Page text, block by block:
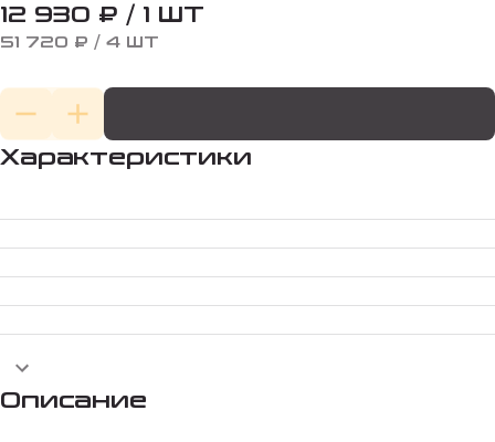
12 930 ₽ / 1 ШТ
51 720 ₽ / 4 ШТ
Характеристики
Описание